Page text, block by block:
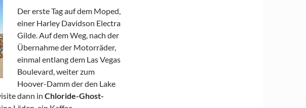
Der erste Tag auf dem Moped,
einer Harley Davidson Electra
Gilde. Auf dem Weg, nach der
Übernahme der Motorräder,
einmal entlang dem Las Vegas
Boulevard, weiter zum
Hoover-Damm der den Lake
dann in Chloride-Ghost-